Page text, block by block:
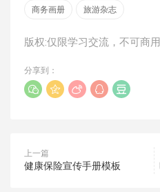
商务画册 旅游杂志
版权:仅限学习交流，不可商用
分享到：
上一篇
健康保险宣传手册模板